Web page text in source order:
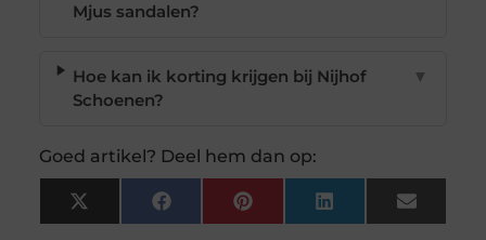
Mjus sandalen?
Hoe kan ik korting krijgen bij Nijhof
Schoenen?
▼
Goed artikel? Deel hem dan op:
X
(Twitter)
FacebookPinterest LinkedIn Email